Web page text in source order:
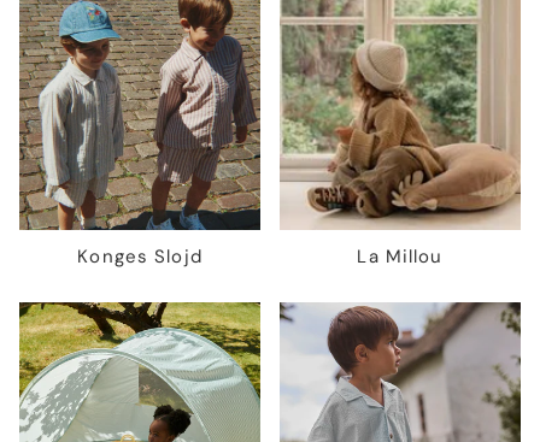
Konges Slojd La Millou